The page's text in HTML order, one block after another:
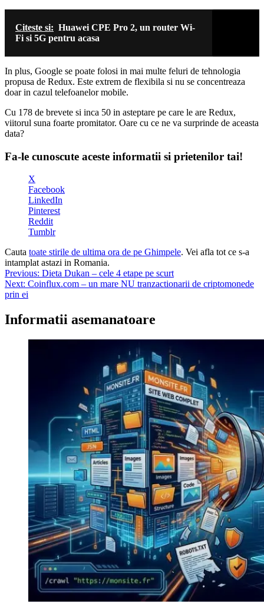
Citeste si: Huawei CPE Pro 2, un router Wi-
Fi si 5G pentru acasa
In plus, Google se poate folosi in mai multe feluri de tehnologia
propusa de Redux. Este extrem de flexibila si nu se concentreaza
doar in cazul telefoanelor mobile.
Cu 178 de brevete si inca 50 in asteptare pe care le are Redux,
viitorul suna foarte promitator. Oare cu ce ne va surprinde de aceasta
data?
Fa-le cunoscute aceste informatii si prietenilor tai!
X
Facebook
LinkedIn
Pinterest
Reddit
Tumblr
Cauta toate stirile de ultima ora de pe Ghimpele. Vei afla tot ce s-a
intamplat astazi in Romania.
Navigare
în
Previous: Dieta Dukan – cele 4 etape pe scurt
Next: Coinflux.com – un mare NU tranzactionarii de criptomonede
prin ei
Informatii asemanatoare